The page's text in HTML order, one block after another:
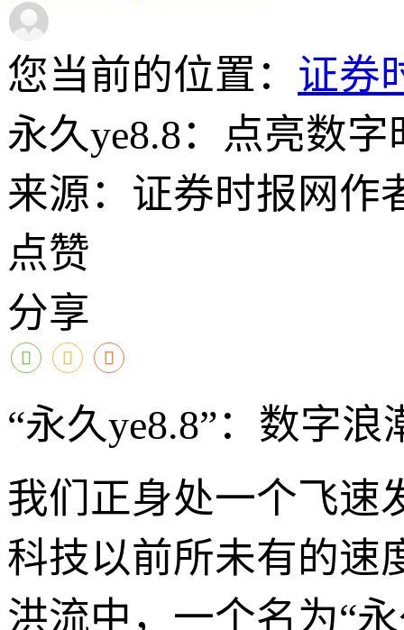
您当前的位置： 证券
永久ye8.8：点亮数
来源：证券时报网作
点赞
分享
“永久ye8.8”：数字
我们正身处一个飞速
科技以前所未有的速
洪流中，一个名为“